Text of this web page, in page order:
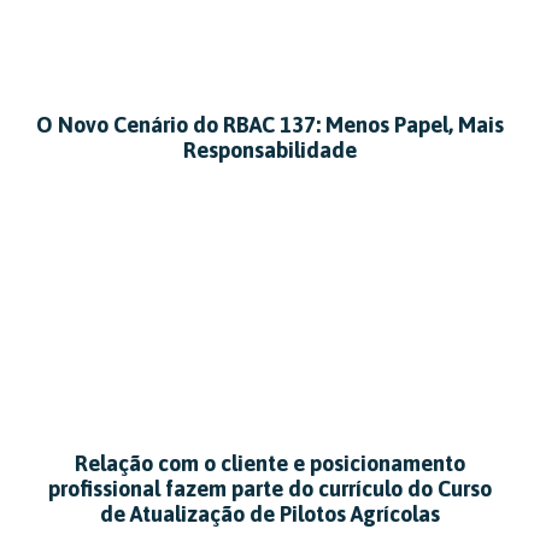
O Novo Cenário do RBAC 137: Menos Papel, Mais
Responsabilidade
Relação com o cliente e posicionamento
profissional fazem parte do currículo do Curso
de Atualização de Pilotos Agrícolas